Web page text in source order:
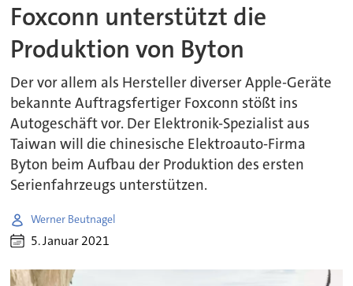
Foxconn unterstützt die
Produktion von Byton
Der vor allem als Hersteller diverser Apple-Geräte
bekannte Auftragsfertiger Foxconn stößt ins
Autogeschäft vor. Der Elektronik-Spezialist aus
Taiwan will die chinesische Elektroauto-Firma
Byton beim Aufbau der Produktion des ersten
Serienfahrzeugs unterstützen.
Werner Beutnagel
5. Januar 2021